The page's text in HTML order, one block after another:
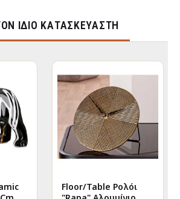
ΊΔΙΟ ΚΑΤΑΣΚΕΥΑΣΤΉ
Floor/Table Ρολόι